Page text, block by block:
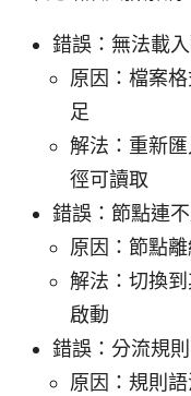
錯誤：無法載
原因：檔案
足
解法：重新
徑可讀取
錯誤：節點連
原因：節點
解法：切換
啟動
錯誤：分流規
原因：規則